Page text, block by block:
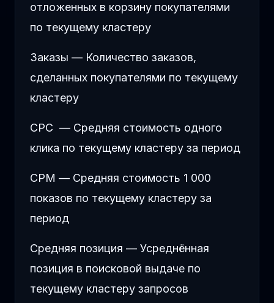
отложенных в корзину покупателями
по текущему кластеру
Заказы — Количество заказов,
сделанных покупателями по текущему
кластеру
CPC — Средняя стоимость одного
клика по текущему кластеру за период
CPM — Средняя стоимость 1 000
показов по текущему кластеру за
период
Средняя позиция — Усреднённая
позиция в поисковой выдаче по
текущему кластеру запросов